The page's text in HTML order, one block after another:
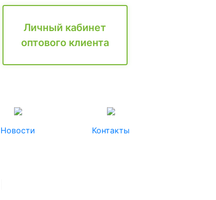
Личный кабинет
оптового клиента
Новости Контакты